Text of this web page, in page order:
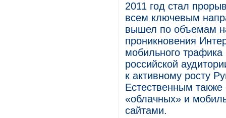
2011 год стал
всем ключевым
вышел по объемам
проникновения
мобильного трафика
российской
к активному росту
Естественным также
«облачных» и
сайтами.